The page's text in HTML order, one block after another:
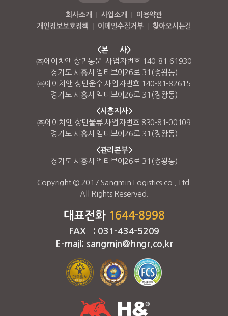
회사소개 사업소개
이용약관
개인정보보호정책
이메일수집거부 찾아오시는길
<본 사>
㈜에이치앤 상민통운 사업자번호 140-81-61930
경기도 시흥시 엠티브이26로 31(정왕동)
㈜에이치앤 상민운수 사업자번호 140-81-82615
경기도 시흥시 엠티브이26로 31(정왕동)
<시흥지사>
㈜에이치앤 상민물류 사업자번호 830-81-00109
경기도 시흥시 엠티브이26로 31(정왕동)
<관리본부>
경기도 시흥시 엠티브이26로 31(정왕동)
Copyright © 2017 Sangmin Logistics co., Ltd.
All Rights Reserved.
대표전화 1644-8998
FAX : 031-434-5209
E-mail: sangmin@hngr.co.kr